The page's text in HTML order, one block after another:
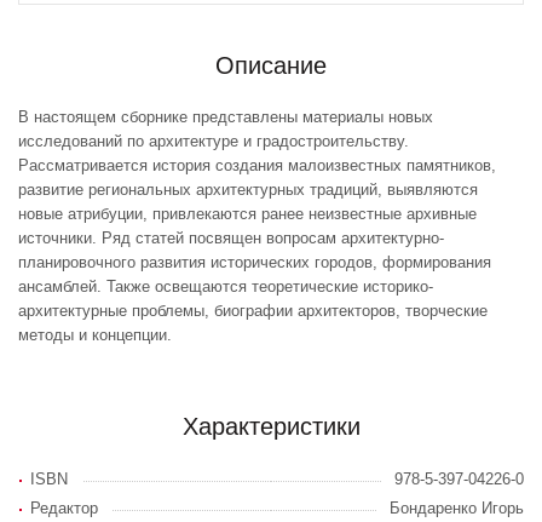
Описание
В настоящем сборнике представлены материалы новых
исследований по архитектуре и градостроительству.
Рассматривается история создания малоизвестных памятников,
развитие региональных архитектурных традиций, выявляются
новые атрибуции, привлекаются ранее неизвестные архивные
источники. Ряд статей посвящен вопросам архитектурно-
планировочного развития исторических городов, формирования
ансамблей. Также освещаются теоретические историко-
архитектурные проблемы, биографии архитекторов, творческие
методы и концепции.
Характеристики
ISBN
978-5-397-04226-0
Редактор
Бондаренко Игорь